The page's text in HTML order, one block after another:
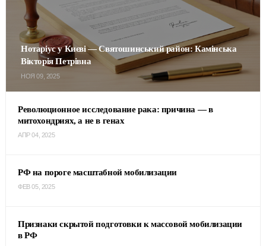
Нотаріус у Києві — Святошинський район: Камінська
Вікторія Петрівна
НОЯ 09, 2025
Революционное исследование рака: причина — в
митохондриях, а не в генах
АПР 04, 2025
РФ на пороге масштабной мобилизации
ФЕВ 05, 2025
Признаки скрытой подготовки к массовой мобилизации
в РФ